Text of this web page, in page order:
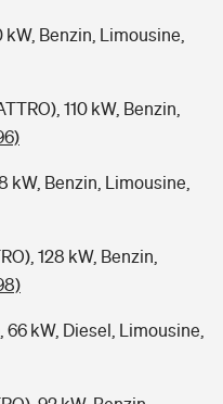
kW, Benzin, Limousine,
110 kW, Benzin,
kW, Benzin, Limousine,
128 kW, Benzin,
66 kW, Diesel, Limousine,